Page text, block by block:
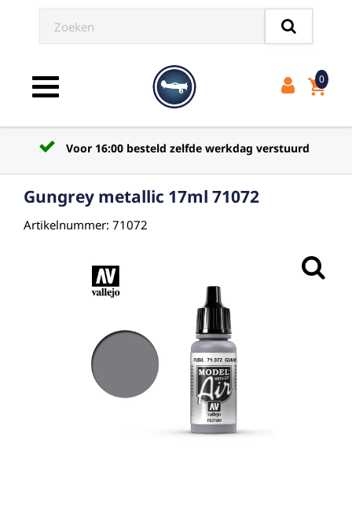
Toggle navigation shopping_cart
0
Voor 16:00 besteld zelfde werkdag verstuurd
Gungrey metallic 17ml 71072
Artikelnummer: 71072